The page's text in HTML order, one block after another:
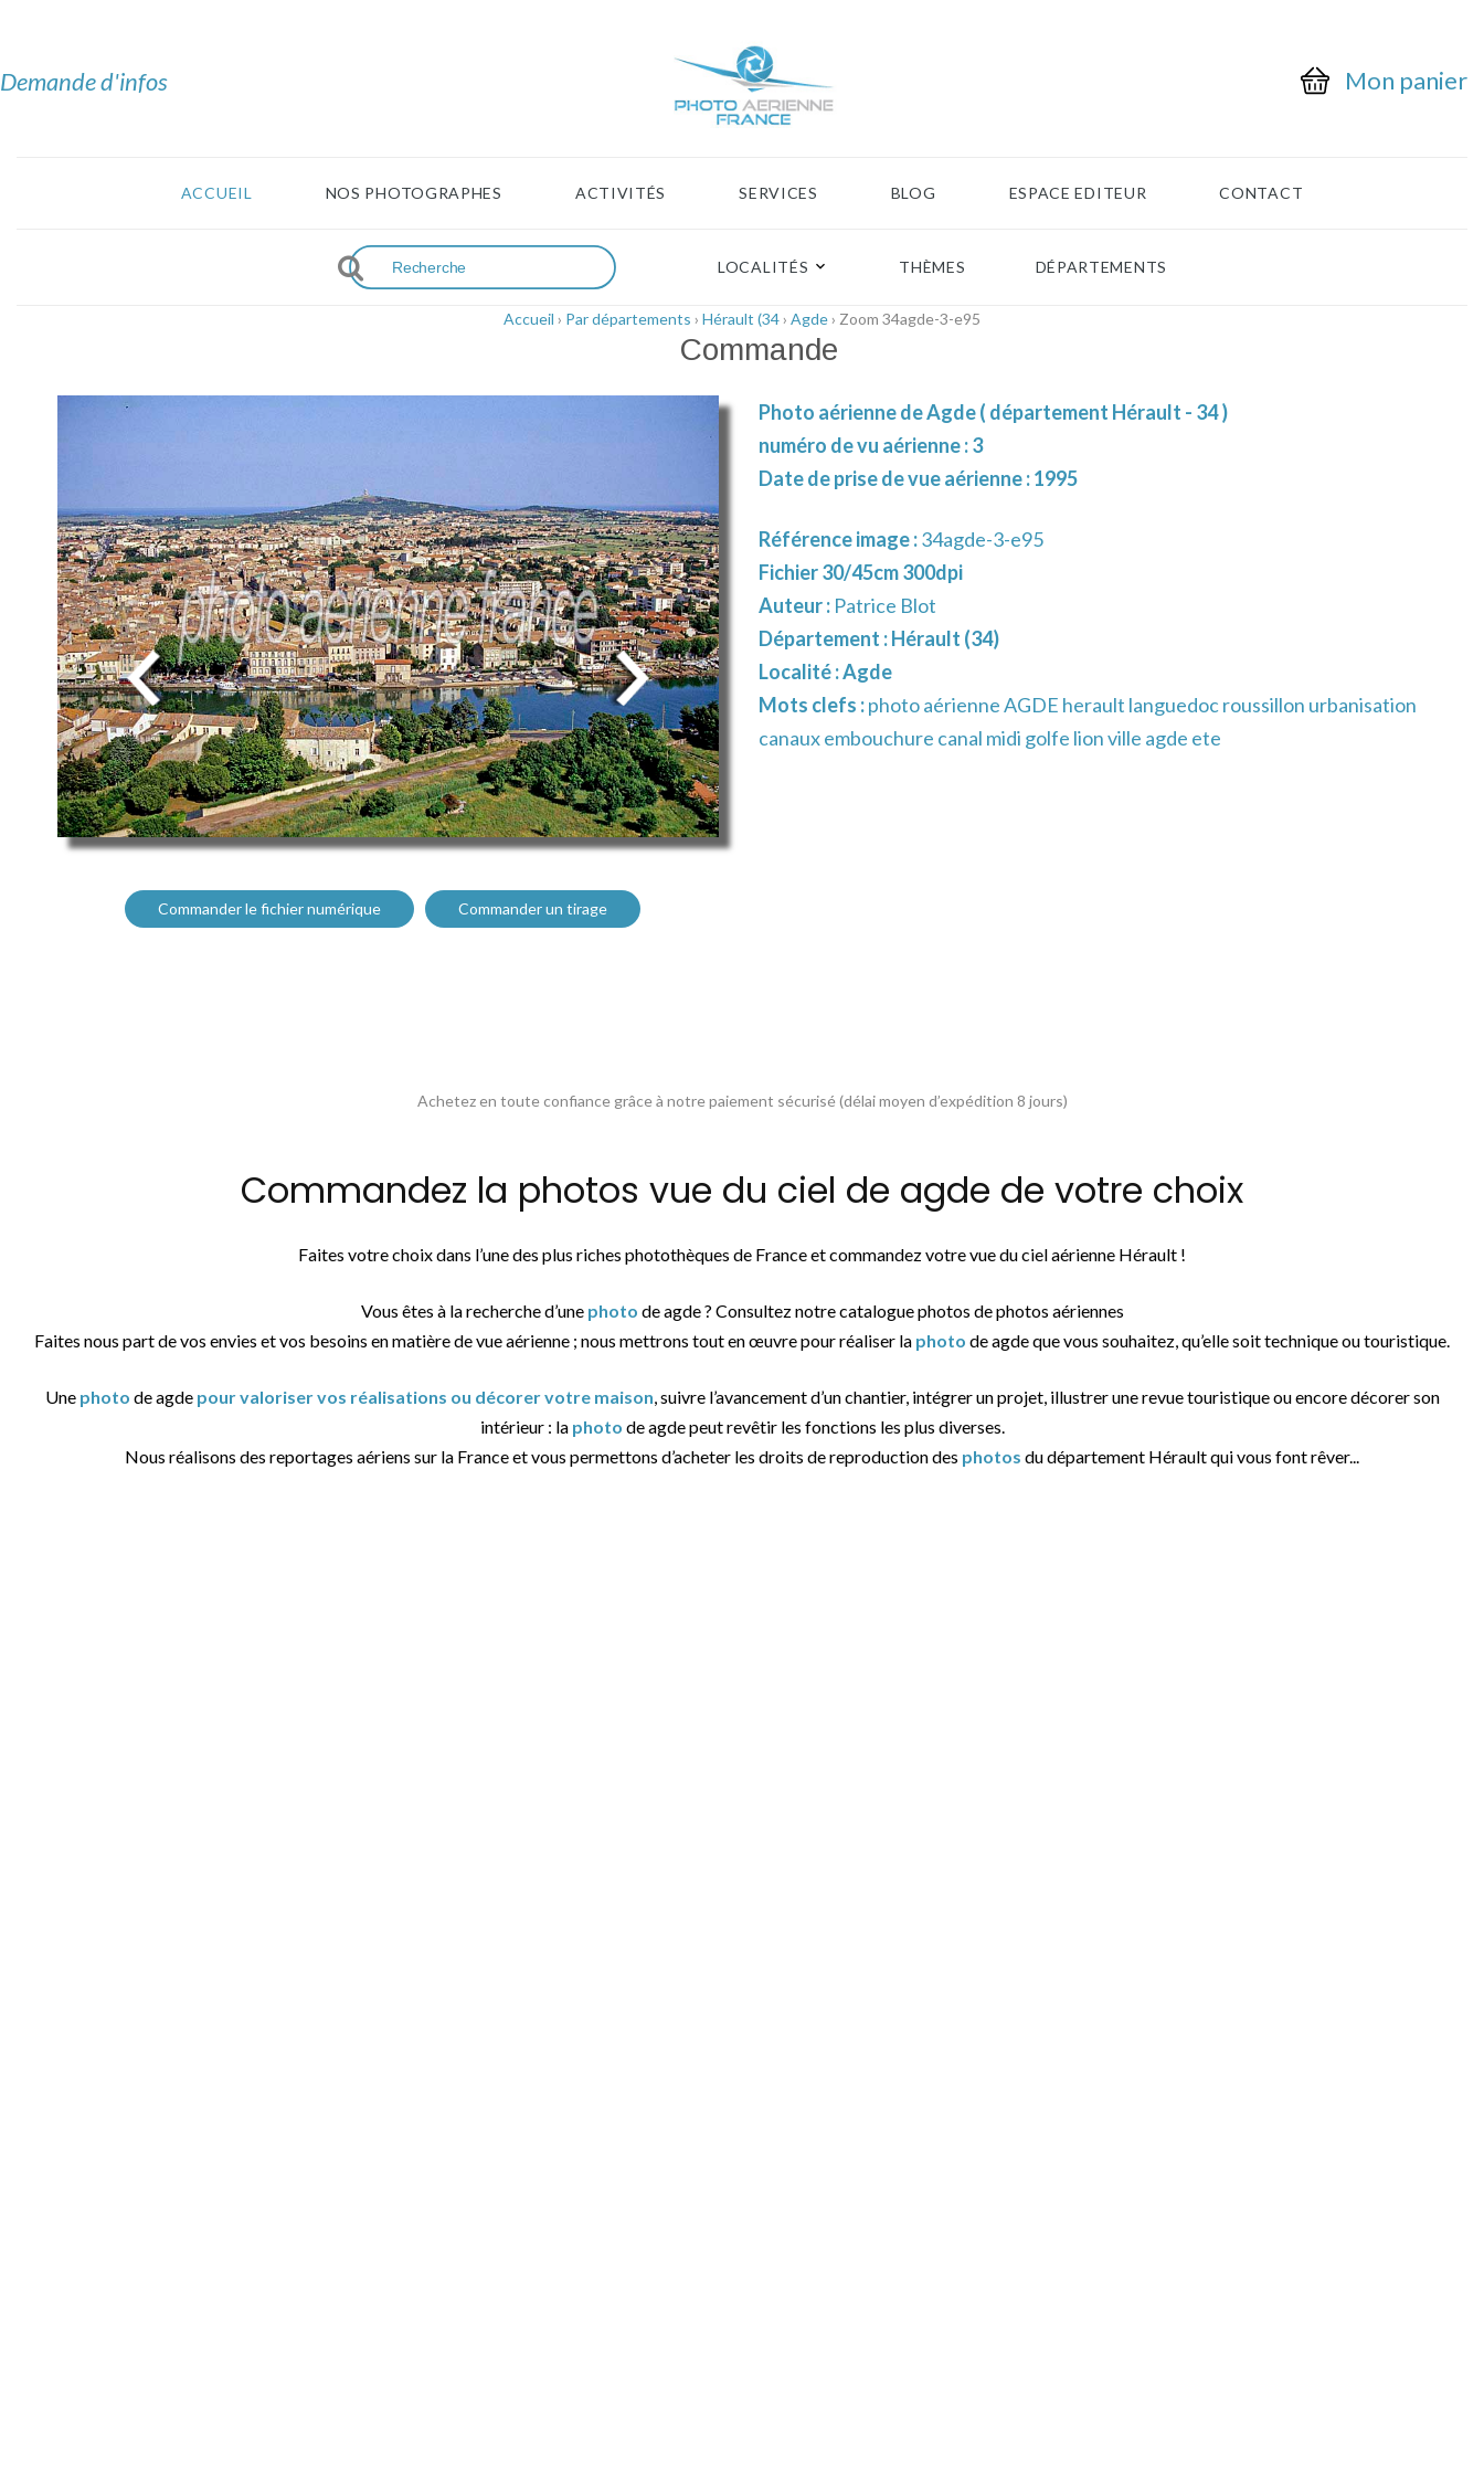
Demande d'infos Mon panier
ACCUEIL NOS PHOTOGRAPHES ACTIVITÉS SERVICES BLOG ESPACE EDITEUR CONTACT
LOCALITÉS THÈMES DÉPARTEMENTS
Accueil › Par départements › Hérault (34› Agde› Zoom 34agde-3-e95
Commande
Commander le fichier numérique Commander un tirage
Photo aérienne de Agde ( département Hérault - 34 )
numéro de vu aérienne : 3
Date de prise de vue aérienne : 1995
Référence image :34agde-3-e95
Fichier 30/45cm 300dpi
Auteur : Patrice Blot
Département :Hérault (34)
Localité :Agde
Mots clefs :photo aérienne AGDE herault languedoc roussillon urbanisation
canaux embouchure canal midi golfe lion ville agde ete
Achetez en toute confiance grâce à notre paiement sécurisé (délai moyen d’expédition 8 jours)
Commandez la photos vue du ciel de agde de votre choix
Faites votre choix dans l’une des plus riches photothèques de France et commandez votre vue du ciel aérienne Hérault !
Vous êtes à la recherche d’une photo de agde ? Consultez notre catalogue photos de photos aériennes
Faites nous part de vos envies et vos besoins en matière de vue aérienne ; nous mettrons tout en œuvre pour réaliser la photo de agde que vous souhaitez, qu’elle soit technique ou touristique.
Une photo de agde pour valoriser vos réalisations ou décorer votre maison, suivre l’avancement d’un chantier, intégrer un projet, illustrer une revue touristique ou encore décorer son
intérieur : la photo de agde peut revêtir les fonctions les plus diverses.
Nous réalisons des reportages aériens sur la France et vous permettons d’acheter les droits de reproduction des photos du département Hérault qui vous font rêver...